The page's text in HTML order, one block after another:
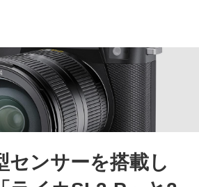
センサーを搭載し